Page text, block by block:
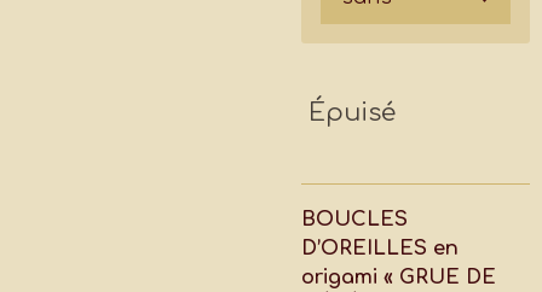
Épuisé
BOUCLES
D’OREILLES en
origami « GRUE DE